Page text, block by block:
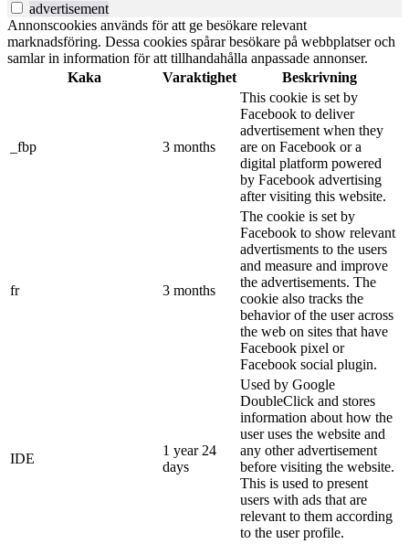
advertisement
Annonscookies används för att ge besökare relevant
marknadsföring. Dessa cookies spårar besökare på webbplatser och
samlar in information för att tillhandahålla anpassade annonser.
Kaka
Varaktighet Beskrivning
_fbp 3 months
This cookie is set by
Facebook to deliver
advertisement when they
are on Facebook or a
digital platform powered
by Facebook advertising
after visiting this website.
fr 3 months
The cookie is set by
Facebook to show relevant
advertisments to the users
and measure and improve
the advertisements. The
cookie also tracks the
behavior of the user across
the web on sites that have
Facebook pixel or
Facebook social plugin.
IDE
1 year 24
days
Used by Google
DoubleClick and stores
information about how the
user uses the website and
any other advertisement
before visiting the website.
This is used to present
users with ads that are
relevant to them according
to the user profile.